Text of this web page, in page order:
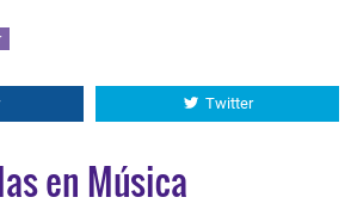
Twitter
en Música